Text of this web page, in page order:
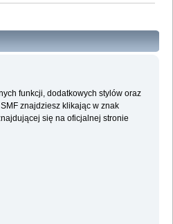
funkcji, dodatkowych stylów oraz
znajdziesz klikając w znak
się na oficjalnej stronie